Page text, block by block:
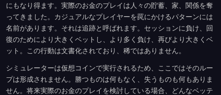
にもなり得ます。実際のお金のプレイは人々の貯蓄、家、関係を奪
ってきました。カジュアルなプレイヤーを罠にかけるパターンには
名前があります。それは追跡と呼ばれます。セッションに負け、回
復のためにより大きくベットし、より多く負け、再びより大きくベ
ット。この行動は文書化されており、稀ではありません。
シミュレーターは仮想コインで実行されるため、ここではそのルー
プは形成されません。勝つものは何もなく、失うものも何もありま
せん。将来実際のお金のプレイを検討している場合、どんなベッテ